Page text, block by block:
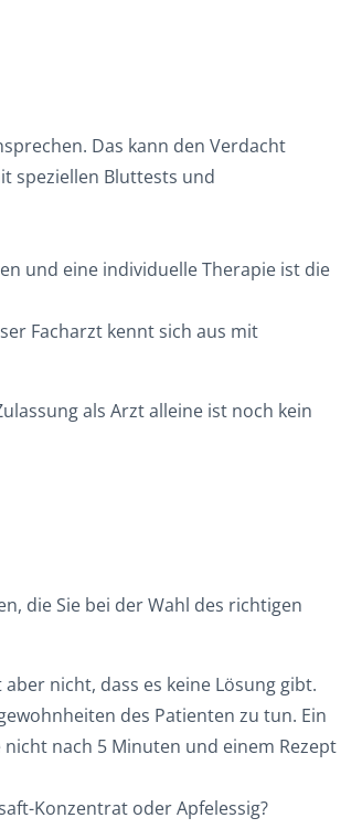
Das kann den Verdacht
speziellen Bluttests und
und eine individuelle Therapie ist die
Facharzt kennt sich aus mit
als Arzt alleine ist noch kein
die Sie bei der Wahl des richtigen
nicht, dass es keine Lösung gibt.
des Patienten zu tun. Ein
nach 5 Minuten und einem Rezept
Konzentrat oder Apfelessig?